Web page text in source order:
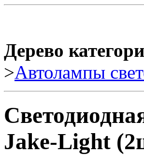
Дерево
>Автолампы
Jake-Light